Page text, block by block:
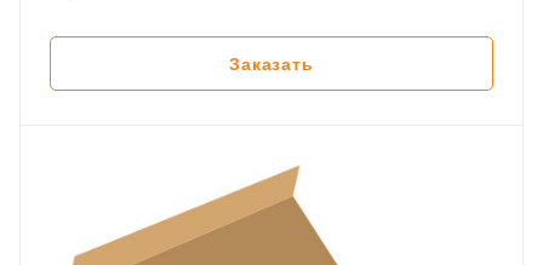
Заказать